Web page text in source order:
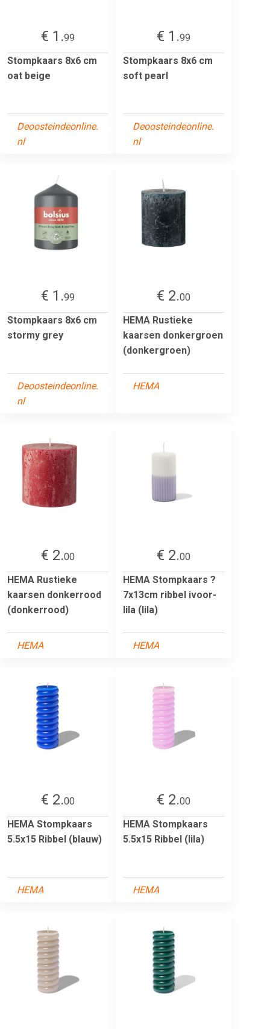
€ 1.99
Stompkaars 8x6 cm
oat beige
Deoosteindeonline.
nl
€ 1.99
Stompkaars 8x6 cm
soft pearl
Deoosteindeonline.
nl
€ 1.99
Stompkaars 8x6 cm
stormy grey
Deoosteindeonline.
nl
€ 2.00
HEMA Rustieke
kaarsen donkergroen
(donkergroen)
HEMA
€ 2.00
HEMA Rustieke
kaarsen donkerrood
(donkerrood)
HEMA
€ 2.00
HEMA Stompkaars ?
7x13cm ribbel ivoor-
lila (lila)
HEMA
€ 2.00
HEMA Stompkaars
5.5x15 Ribbel (blauw)
HEMA
€ 2.00
HEMA Stompkaars
5.5x15 Ribbel (lila)
HEMA